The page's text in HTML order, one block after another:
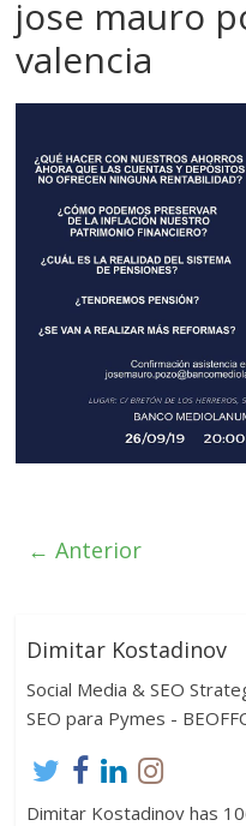
jose mauro
valencia
← Anterior
Dimitar Kostadinov
Social Media & SEO
SEO para Pymes -
Dimitar Kostadinov has